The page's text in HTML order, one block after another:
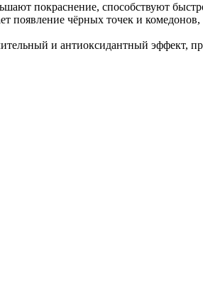
покраснение, способствуют
появление чёрных точек и
и антиоксидантный эффект,